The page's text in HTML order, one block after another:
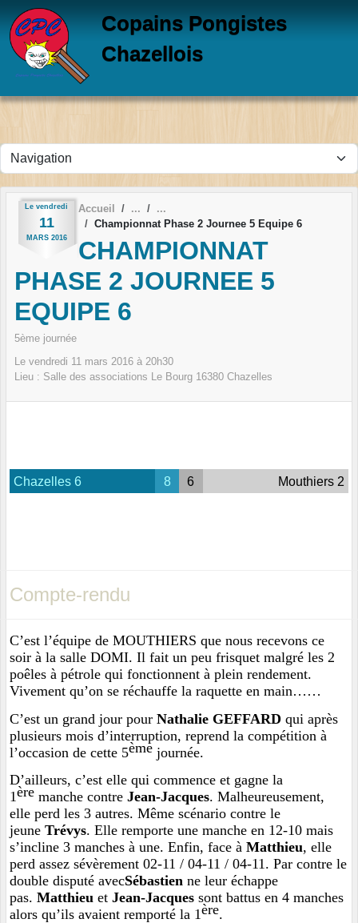
Copains Pongistes
Chazellois
Le vendredi
11
MARS 2016
Accueil
Championnat Phase 2 Journee 5 Equipe 6
CHAMPIONNAT
PHASE 2 JOURNEE 5
EQUIPE 6
5ème journée
Le vendredi 11 mars 2016 à 20h30
Lieu : Salle des associations Le Bourg 16380 Chazelles
Chazelles 6 8 6 Mouthiers 2
Compte-rendu
C’est l’équipe de MOUTHIERS que nous recevons ce
soir à la salle DOMI. Il fait un peu frisquet malgré les 2
poêles à pétrole qui fonctionnent à plein rendement.
Vivement qu’on se réchauffe la raquette en main……
C’est un grand jour pour Nathalie GEFFARD qui après
plusieurs mois d’interruption, reprend la compétition à
l’occasion de cette 5ème journée.
D’ailleurs, c’est elle qui commence et gagne la
1ère manche contre Jean-Jacques. Malheureusement,
elle perd les 3 autres. Même scénario contre le
jeune Trévys. Elle remporte une manche en 12-10 mais
s’incline 3 manches à une. Enfin, face à Matthieu, elle
perd assez sévèrement 02-11 / 04-11 / 04-11. Par contre le
double disputé avecSébastien ne leur échappe
pas. Matthieu et Jean-Jacques sont battus en 4 manches
alors qu’ils avaient remporté la 1ère.
Panneau de gestion des cookies